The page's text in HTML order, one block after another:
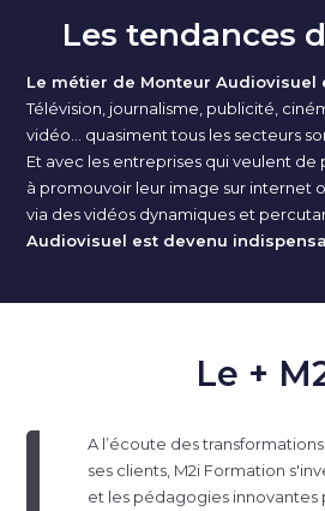
Les tendances
Le métier de Monteur Audiovisuel
Télévision, journalisme, publicité,
vidéo… quasiment tous les secteurs
Et avec les entreprises qui veulent de
à promouvoir leur image sur internet
via des vidéos dynamiques et
Audiovisuel est devenu
Le +
A l’écoute des
ses clients, M2i Formation
et les pédagogies innovantes